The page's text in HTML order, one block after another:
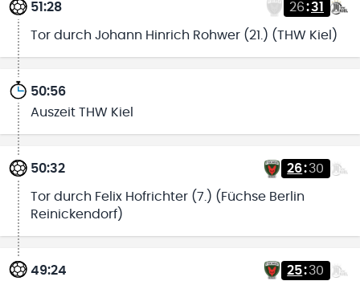
51:28 26:31
Tor durch Johann Hinrich Rohwer (21.) (THW Kiel)
50:56
Auszeit THW Kiel
50:32 26:30
Tor durch Felix Hofrichter (7.) (Füchse Berlin
Reinickendorf)
49:24 25:30